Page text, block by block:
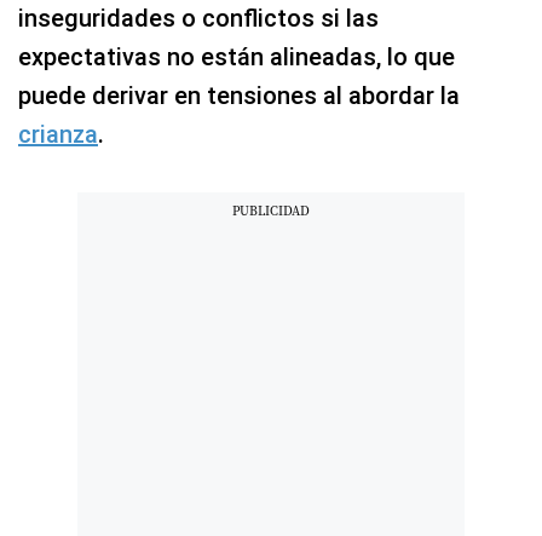
inseguridades o conflictos si las
expectativas no están alineadas, lo que
puede derivar en tensiones al abordar la
crianza.